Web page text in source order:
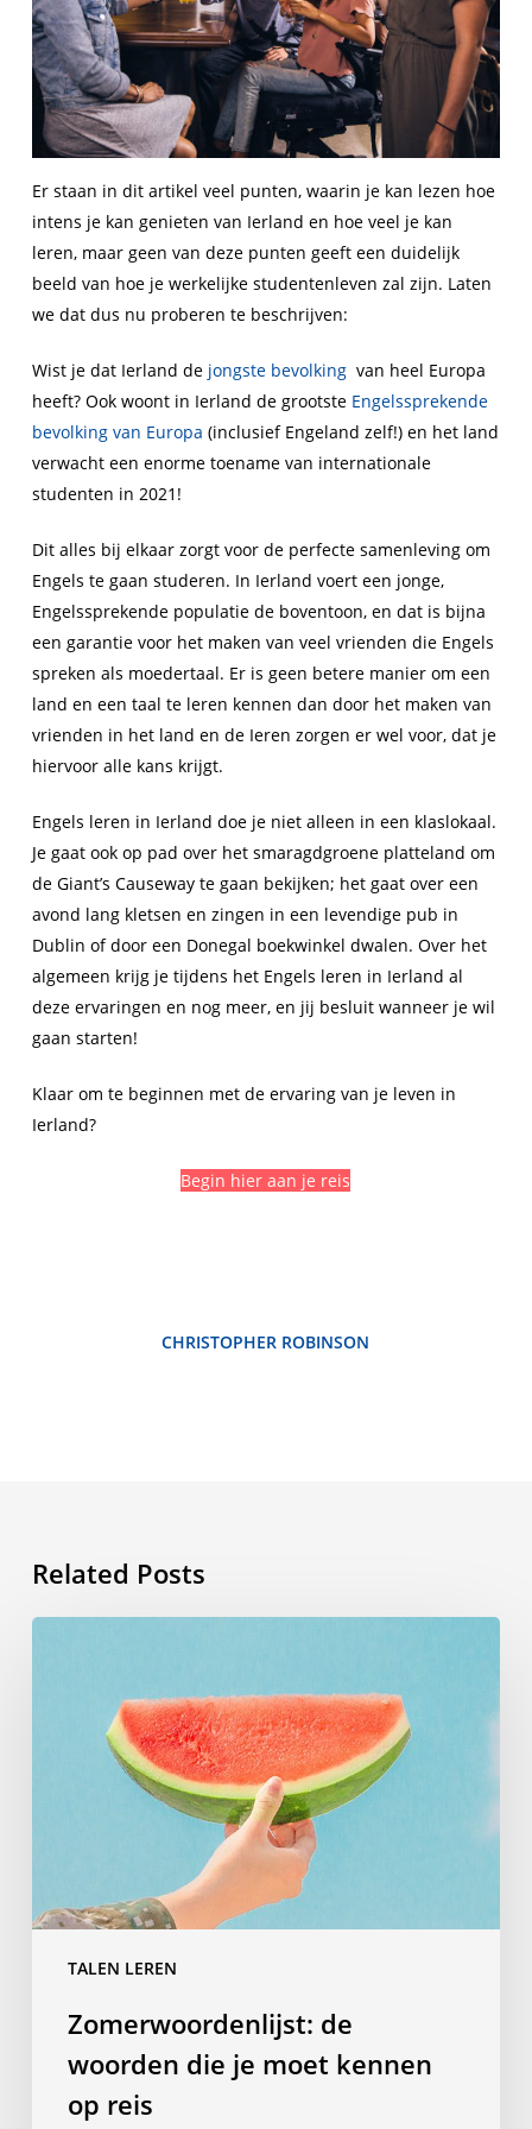
Er staan in dit artikel veel punten, waarin je kan lezen hoe
intens je kan genieten van Ierland en hoe veel je kan
leren, maar geen van deze punten geeft een duidelijk
beeld van hoe je werkelijke studentenleven zal zijn. Laten
we dat dus nu proberen te beschrijven:
Wist je dat Ierland de jongste bevolkingvan heel Europa
heeft? Ook woont in Ierland de grootste Engelssprekende
bevolking van Europa (inclusief Engeland zelf!) en het land
verwacht een enorme toename van internationale
studenten in 2021!
Dit alles bij elkaar zorgt voor de perfecte samenleving om
Engels te gaan studeren. In Ierland voert een jonge,
Engelssprekende populatie de boventoon, en dat is bijna
een garantie voor het maken van veel vrienden die Engels
spreken als moedertaal. Er is geen betere manier om een
land en een taal te leren kennen dan door het maken van
vrienden in het land en de Ieren zorgen er wel voor, dat je
hiervoor alle kans krijgt.
Engels leren in Ierland doe je niet alleen in een klaslokaal.
Je gaat ook op pad over het smaragdgroene platteland om
de Giant’s Causeway te gaan bekijken; het gaat over een
avond lang kletsen en zingen in een levendige pub in
Dublin of door een Donegal boekwinkel dwalen. Over het
algemeen krijg je tijdens het Engels leren in Ierland al
deze ervaringen en nog meer, en jij besluit wanneer je wil
gaan starten!
Klaar om te beginnen met de ervaring van je leven in
Ierland?
Begin hier aan je reis
CHRISTOPHER ROBINSON
Related Posts
TALEN LEREN
Zomerwoordenlijst: de
woorden die je moet kennen
op reis